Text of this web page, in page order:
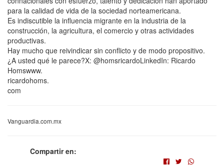
para la calidad de vida de la sociedad norteamericana.
Es indiscutible la influencia migrante en la industria de la
construcción, la agricultura, el comercio y otras actividades
productivas.
Hay mucho que reivindicar sin conflicto y de modo propositivo.
¿A usted qué le parece?X: @homsricardoLinkedIn: Ricardo
Homswww.
ricardohoms.
com
Vanguardia.com.mx
Compartir en: